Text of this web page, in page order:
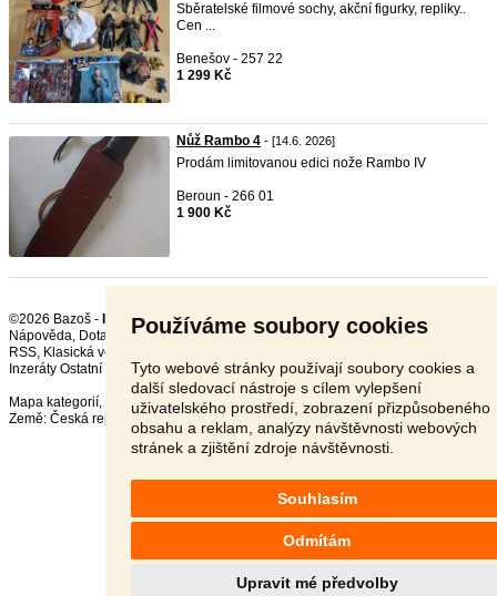
Používáme soubory cookies
Tyto webové stránky používají soubory cookies a
další sledovací nástroje s cílem vylepšení
uživatelského prostředí, zobrazení přizpůsobeného
obsahu a reklam, analýzy návštěvnosti webových
stránek a zjištění zdroje návštěvnosti.
Souhlasím
Odmítám
Upravit mé předvolby
Sběratelské filmové sochy, akční figurky, repliky..
Cen ...
Benešov - 257 22
1 299 Kč
Nůž Rambo 4 - [14.6. 2026]
Prodám limitovanou edici nože Rambo IV
Beroun - 266 01
1 900 Kč
©2026 Bazoš -
Inzerce, Bazar Sběratelství
Nápověda, Dotazy Hodnocení , Kontakt Reklama,Podmínky,Ochrana údajů
RSS,
Inzeráty Ostatní celkem:149708, za 24 hodin:3338
Mapa kategorií,
Nejvyhledávanější výrazy
Země: Česká republika Slovensko ,Polsko Rakousko